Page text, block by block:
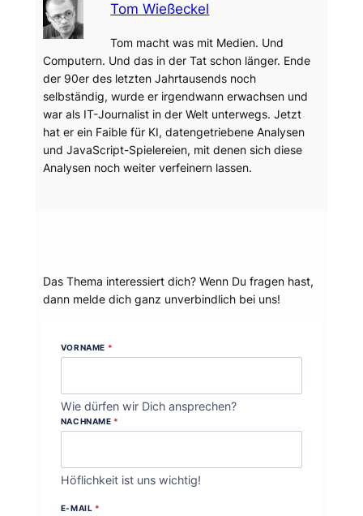
Tom Wießeckel
Tom macht was mit Medien. Und
Computern. Und das in der Tat schon länger. Ende
der 90er des letzten Jahrtausends noch
selbständig, wurde er irgendwann erwachsen und
war als IT-Journalist in der Welt unterwegs. Jetzt
hat er ein Faible für KI, datengetriebene Analysen
und JavaScript-Spielereien, mit denen sich diese
Analysen noch weiter verfeinern lassen.
Das Thema interessiert dich? Wenn Du fragen hast,
dann melde dich ganz unverbindlich bei uns!
VORNAME *
Wie dürfen wir Dich ansprechen?
NACHNAME *
Höflichkeit ist uns wichtig!
E-MAIL *